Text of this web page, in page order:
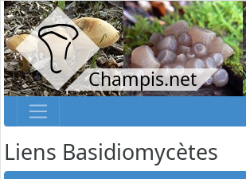
Champis.net
Liens Basidiomycètes